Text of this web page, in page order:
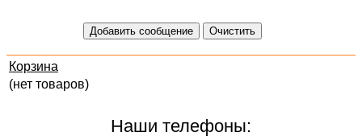
Корзина
(нет товаров)
Наши телефоны: